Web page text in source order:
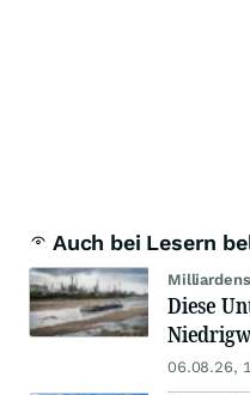
Auch bei Lesern
Diese
06.08.26,